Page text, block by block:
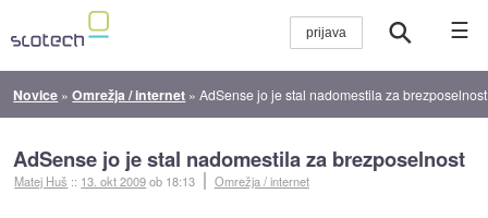
☰
Novice »Omrežja / internet »AdSense jo je stal nadomestila za brezposelnost
AdSense jo je stal nadomestila za brezposelnost
Matej Huš :: 13. okt 2009ob 18:13 Omrežja / internet